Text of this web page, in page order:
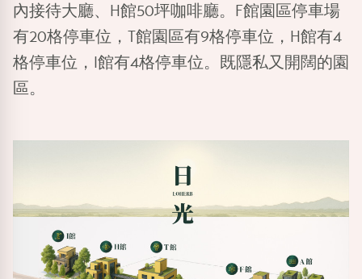
內接待大廳、H館50坪咖啡廳。F館園區停車場
有20格停車位，T館園區有9格停車位，H館有4
格停車位，I館有4格停車位。既隱私又開闊的園
區。